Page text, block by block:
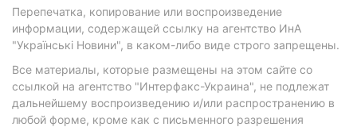
Перепечатка, копирование или воспроизведение
информации, содержащей ссылку на агентство ИнА
"Українські Новини", в каком-либо виде строго запрещены.
Все материалы, которые размещены на этом сайте со
ссылкой на агентство "Интерфакс-Украина", не подлежат
дальнейшему воспроизведению и/или распространению в
любой форме, кроме как с письменного разрешения